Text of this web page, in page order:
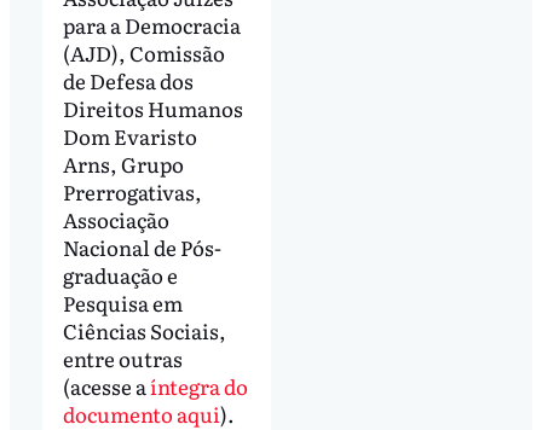
para a Democracia
(AJD), Comissão
de Defesa dos
Direitos Humanos
Dom Evaristo
Arns, Grupo
Prerrogativas,
Associação
Nacional de Pós-
graduação e
Pesquisa em
Ciências Sociais,
entre outras
(acesse a íntegra do
documento aqui).